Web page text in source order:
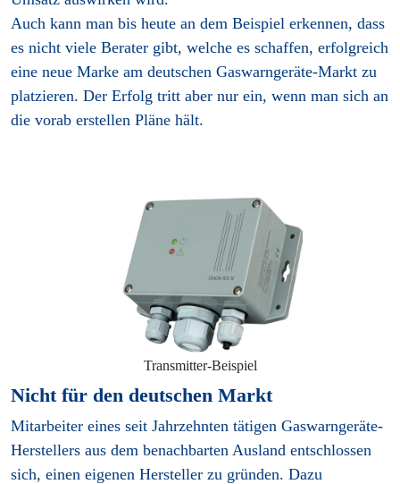
Auch kann man bis heute an dem Beispiel erkennen, dass
es nicht viele Berater gibt, welche es schaffen, erfolgreich
eine neue Marke am deutschen Gaswarngeräte-Markt zu
platzieren. Der Erfolg tritt aber nur ein, wenn man sich an
die vorab erstellen Pläne hält.
Transmitter-Beispiel
Nicht für den deutschen Markt
Mitarbeiter eines seit Jahrzehnten tätigen Gaswarngeräte-
Herstellers aus dem benachbarten Ausland entschlossen
sich, einen eigenen Hersteller zu gründen. Dazu